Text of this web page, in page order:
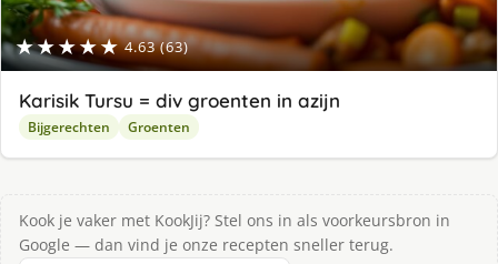
★★★★★ 4.63 (63)
Karisik Tursu = div groenten in azijn
Bijgerechten Groenten
Kook je vaker met KookJij? Stel ons in als voorkeursbron in
Google — dan vind je onze recepten sneller terug.